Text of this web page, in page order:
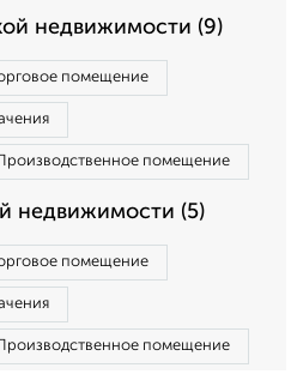
недвижимости (9)
помещение
помещение
недвижимости (5)
помещение
помещение